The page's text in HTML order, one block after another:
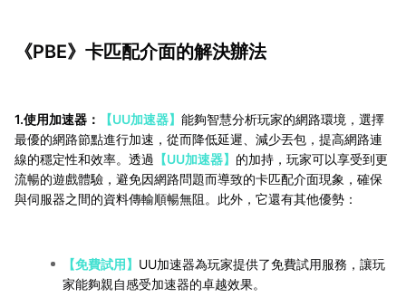
《PBE》卡匹配介面的解決辦法
1.使用加速器： 【UU加速器】 能夠智慧分析玩家的網路環境，選擇
最優的網路節點進行加速，從而降低延遲、減少丟包，提高網路連
線的穩定性和效率。透過 【UU加速器】 的加持，玩家可以享受到更
流暢的遊戲體驗，避免因網路問題而導致的卡匹配介面現象，確保
與伺服器之間的資料傳輸順暢無阻。此外，它還有其他優勢：
【免費試用】 UU加速器為玩家提供了免費試用服務，讓玩
家能夠親自感受加速器的卓越效果。